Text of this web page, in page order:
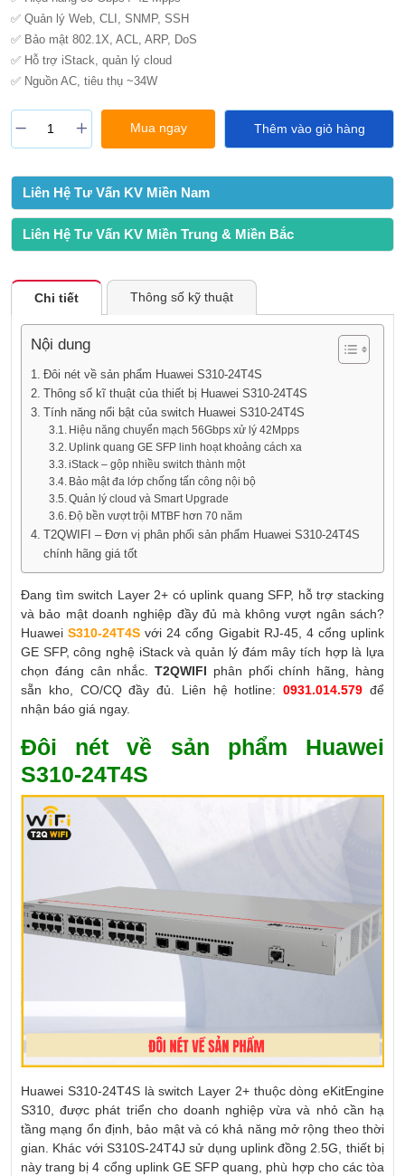
✅ Quản lý Web, CLI, SNMP, SSH
✅ Bảo mật 802.1X, ACL, ARP, DoS
✅ Hỗ trợ iStack, quản lý cloud
✅ Nguồn AC, tiêu thụ ~34W
Mua ngay Thêm vào giỏ hàng
Liên Hệ Tư Vấn KV Miền Nam
Liên Hệ Tư Vấn KV Miền Trung & Miền Bắc
Chi tiết Thông số kỹ thuật
Nội dung
Đôi nét về sản phẩm Huawei S310-24T4S
Thông số kĩ thuật của thiết bị Huawei S310-24T4S
Tính năng nổi bật của switch Huawei S310-24T4S
Hiệu năng chuyển mạch 56Gbps xử lý 42Mpps
Uplink quang GE SFP linh hoạt khoảng cách xa
iStack – gộp nhiều switch thành một
Bảo mật đa lớp chống tấn công nội bộ
Quản lý cloud và Smart Upgrade
Độ bền vượt trội MTBF hơn 70 năm
T2QWIFI – Đơn vị phân phối sản phẩm Huawei S310-24T4S
chính hãng giá tốt
Đang tìm switch Layer 2+ có uplink quang SFP, hỗ trợ stacking
và bảo mật doanh nghiệp đầy đủ mà không vượt ngân sách?
HuaweiS310-24T4S với 24 cổng Gigabit RJ-45, 4 cổng uplink
GE SFP, công nghệ iStack và quản lý đám mây tích hợp là lựa
chọn đáng cân nhắc.T2QWIFI phân phối chính hãng, hàng
sẵn kho, CO/CQ đầy đủ. Liên hệ hotline: 0931.014.579 để
nhận báo giá ngay.
Đôi nét về sản phẩm Huawei
S310-24T4S
Huawei S310-24T4S là switch Layer 2+ thuộc dòng eKitEngine
S310, được phát triển cho doanh nghiệp vừa và nhỏ cần hạ
tầng mạng ổn định, bảo mật và có khả năng mở rộng theo thời
gian. Khác với S310S-24T4J sử dụng uplink đồng 2.5G, thiết bị
này trang bị 4 cổng uplink GE SFP quang, phù hợp cho các tòa